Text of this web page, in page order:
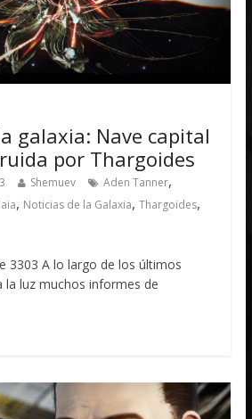
galaxia: Nave capital
por Thargoides
Shemuev Aden Tanner,
, Noticias de la Galaxia,Thargoides,
3303 A lo largo de los últimos
la luz muchos informes de